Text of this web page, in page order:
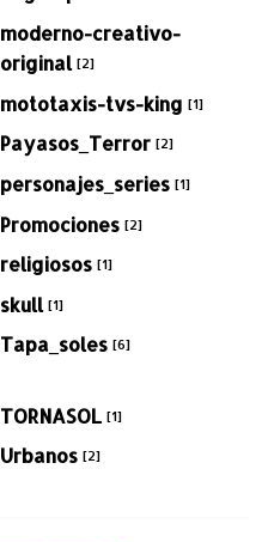
moderno-creativo-
original [2]
mototaxis-tvs-king [1]
Payasos_Terror [2]
personajes_series [1]
Promociones [2]
religiosos [1]
skull [1]
Tapa_soles [6]
TORNASOL [1]
Urbanos [2]